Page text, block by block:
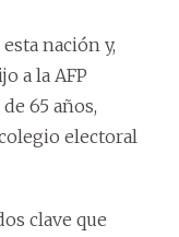
nación y,
a la AFP
65 años,
electoral
clave que